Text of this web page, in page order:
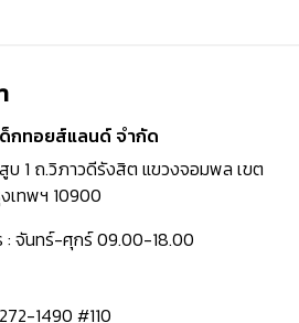
กทอยส์แลนด์ จำกัด
บ 1 ถ.วิภาวดีรังสิต แขวงจอมพล เขต
เทพฯ 10900
: จันทร์-ศุกร์ 09.00-18.00
1490 #110